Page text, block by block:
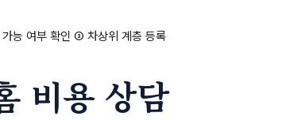
능 여부 확인 ③ 차상위 계층 등록
비용 상담